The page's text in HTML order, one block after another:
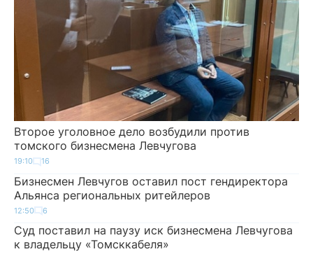
Второе уголовное дело возбудили против
томского бизнесмена Левчугова
19:10 16
Бизнесмен Левчугов оставил пост гендиректора
Альянса региональных ритейлеров
12:50 6
Суд поставил на паузу иск бизнесмена Левчугова
к владельцу «Томсккабеля»